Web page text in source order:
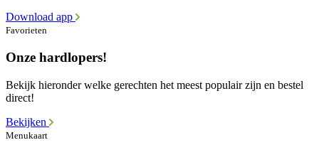
Download app
Favorieten
Onze hardlopers!
Bekijk hieronder welke gerechten het meest populair zijn en bestel
direct!
Bekijken
Menukaart